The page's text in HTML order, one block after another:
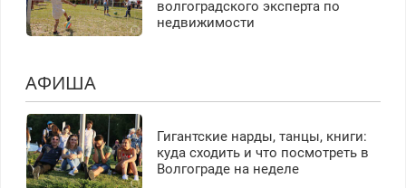
волгоградского эксперта по
недвижимости
АФИША
Гигантские нарды, танцы, книги:
куда сходить и что посмотреть в
Волгограде на неделе